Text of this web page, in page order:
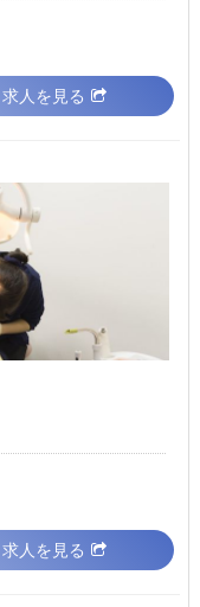
求人を見る
求人を見る